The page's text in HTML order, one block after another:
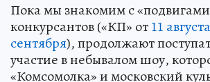
Пока мы знакомим с
конкурсантов («КП» от11 августа
сентября), продолжают
участие в небывалом шоу,
«Комсомолка» и московский